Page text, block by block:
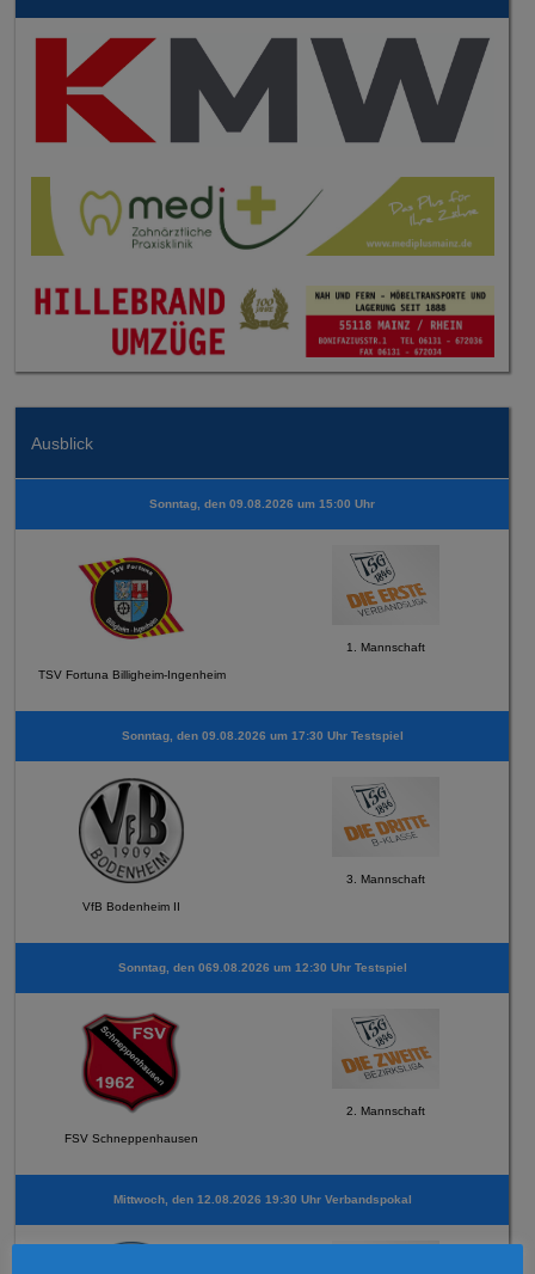
Ausblick
Sonntag, den 09.08.2026 um 15:00 Uhr
TSV Fortuna Billigheim-Ingenheim
1. Mannschaft
Sonntag, den 09.08.2026 um 17:30 Uhr Testspiel
VfB Bodenheim II
3. Mannschaft
Sonntag, den 069.08.2026 um 12:30 Uhr Testspiel
FSV Schneppenhausen
2. Mannschaft
Mittwoch, den 12.08.2026 19:30 Uhr Verbandspokal